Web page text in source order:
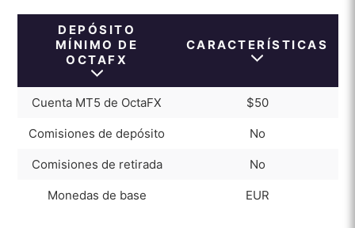
DEPÓSITO
MÍNIMO DE
OCTAFX
CARACTERÍSTICAS
Cuenta MT5 de OctaFX $50
Comisiones de depósito No
Comisiones de retirada No
Monedas de base EUR